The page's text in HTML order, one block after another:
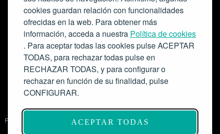
cookies guardan relación con funcionalidades
ofrecidas en la web. Para obtener más
información, acceda a nuestra Política de cookies
. Para aceptar todas las cookies pulse ACEPTAR
TODAS, para rechazar todas pulse en
RECHAZAR TODAS, y para configurar o
rechazar en función de su finalidad, pulse
CONFIGURAR.
ACEPTAR TODAS
Colabora:
Proyecto de modernización de infraestructuras y digitalización del
Salón de Actos del Ateneo de Madrid como espacio escénico-musical.